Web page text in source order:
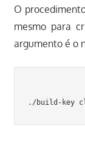
O
mesmo para
argumento é o